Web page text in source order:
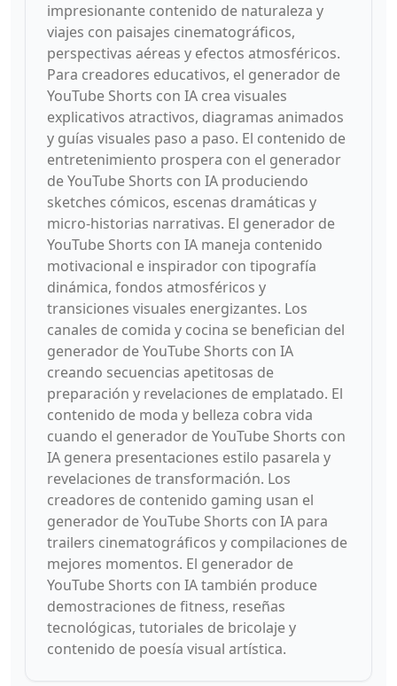
impresionante contenido de naturaleza y
viajes con paisajes cinematográficos,
perspectivas aéreas y efectos atmosféricos.
Para creadores educativos, el generador de
YouTube Shorts con IA crea visuales
explicativos atractivos, diagramas animados
y guías visuales paso a paso. El contenido de
entretenimiento prospera con el generador
de YouTube Shorts con IA produciendo
sketches cómicos, escenas dramáticas y
micro-historias narrativas. El generador de
YouTube Shorts con IA maneja contenido
motivacional e inspirador con tipografía
dinámica, fondos atmosféricos y
transiciones visuales energizantes. Los
canales de comida y cocina se benefician del
generador de YouTube Shorts con IA
creando secuencias apetitosas de
preparación y revelaciones de emplatado. El
contenido de moda y belleza cobra vida
cuando el generador de YouTube Shorts con
IA genera presentaciones estilo pasarela y
revelaciones de transformación. Los
creadores de contenido gaming usan el
generador de YouTube Shorts con IA para
trailers cinematográficos y compilaciones de
mejores momentos. El generador de
YouTube Shorts con IA también produce
demostraciones de fitness, reseñas
tecnológicas, tutoriales de bricolaje y
contenido de poesía visual artística.